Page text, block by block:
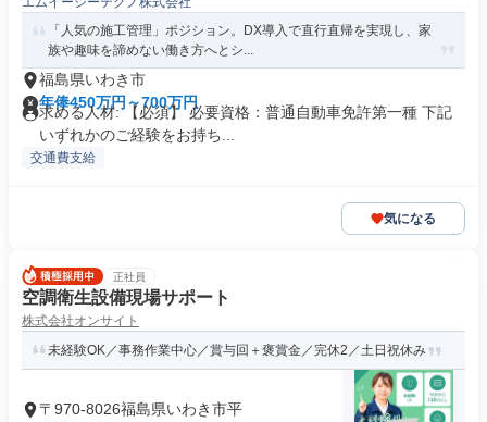
「人気の施工管理」ポジション。DX導入で直行直帰を実現し、家
族や趣味を諦めない働き方へとシ...
福島県いわき市
年俸450万円～700万円
求める人材: 【必須】 必要資格：普通自動車免許第一種 下記
いずれかのご経験をお持ち...
交通費支給
気になる
正社員
空調衛生設備現場サポート
株式会社オンサイト
未経験OK／事務作業中心／賞与回＋褒賞金／完休2／土日祝休み
〒970-8026福島県いわき市平